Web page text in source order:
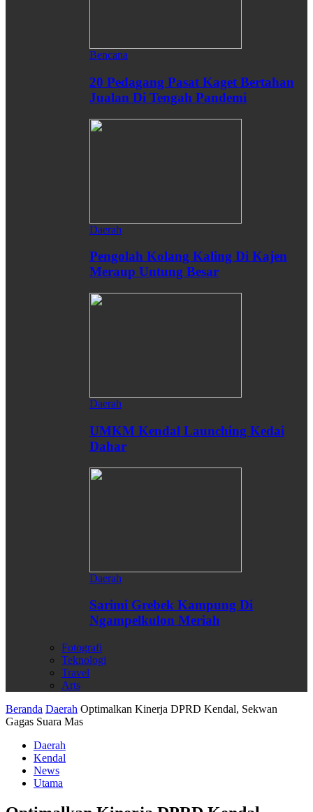
Bencana
20 Pedagang Pasat Kaget Bertahan
Jualan Di Tengah Pandemi
Daerah
Pengolah Kolang Kaling Di Kajen
Meraup Untung Besar
Daerah
UMKM Kendal Launching Kedai
Dahar
Daerah
Sarimi Grebek Kampung Di
Ngampelkulon Meriah
Fotografi
Teknologi
Travel
Arts
Beranda Daerah Optimalkan Kinerja DPRD Kendal, Sekwan
Gagas Suara Mas
Daerah
Kendal
News
Utama